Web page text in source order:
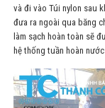
và đi vào Túi nylon sau
đưa ra ngoài qua băng
làm sạch hoàn toàn sẽ
hệ thống tuần hoàn nước